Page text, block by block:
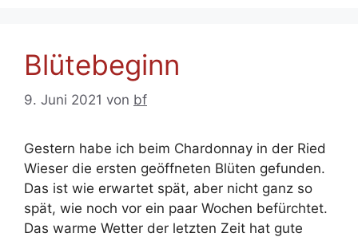
Blütebeginn
9. Juni 2021 von bf
Gestern habe ich beim Chardonnay in der Ried
Wieser die ersten geöffneten Blüten gefunden.
Das ist wie erwartet spät, aber nicht ganz so
spät, wie noch vor ein paar Wochen befürchtet.
Das warme Wetter der letzten Zeit hat gute